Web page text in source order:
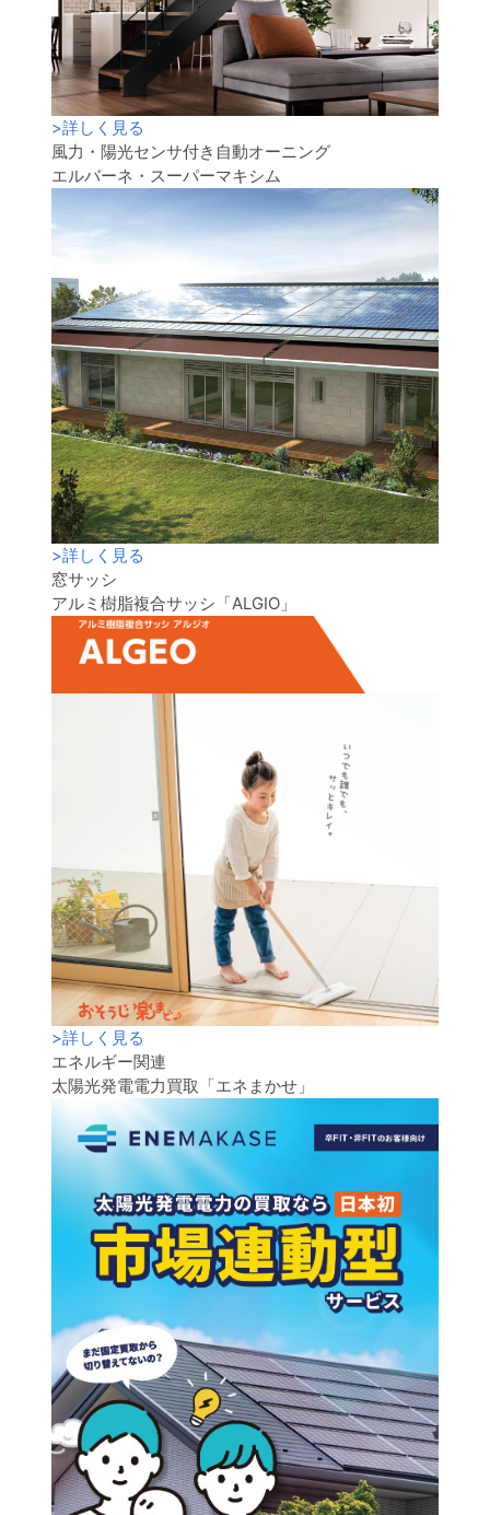
>詳しく見る
風力・陽光センサ付き自動オーニング
エルバーネ・スーパーマキシム
>詳しく見る
窓サッシ
アルミ樹脂複合サッシ「ALGIO」
>詳しく見る
エネルギー関連
太陽光発電電力買取「エネまかせ」